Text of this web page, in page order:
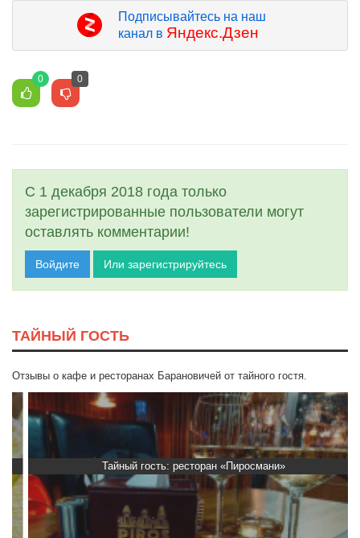
Подписывайтесь на наш
канал в Яндекс.Дзен
0 0
С 1 декабря 2018 года только
зарегистрированные пользователи могут
оставлять комментарии!
Войдите Или зарегистрируйтесь
ТАЙНЫЙ ГОСТЬ
Отзывы о кафе и ресторанах Барановичей от тайного гостя.
Тайный гость: ресторан «Пиросмани»